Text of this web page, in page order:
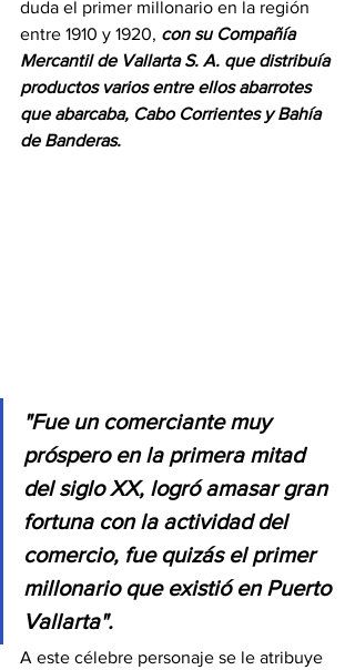
duda el primer millonario en la región
entre 1910 y 1920, con su Compañía
Mercantil de Vallarta S. A. que distribuía
productos varios entre ellos abarrotes
que abarcaba, Cabo Corrientes y Bahía
de Banderas.
"Fue un comerciante muy
próspero en la primera mitad
del siglo XX, logró amasar gran
fortuna con la actividad del
comercio, fue quizás el primer
millonario que existió en Puerto
Vallarta".
A este célebre personaje se le atribuye